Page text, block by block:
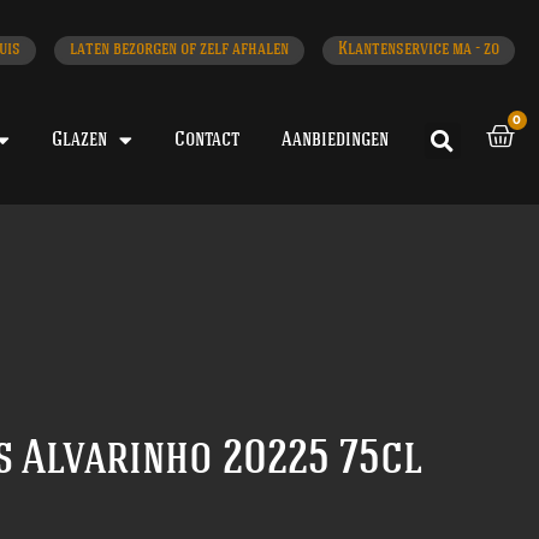
laten bezorgen of zelf afhalen Klantenservice ma - zo
Glazen Contact Aanbiedingen
0
Alvarinho 20225 75cl